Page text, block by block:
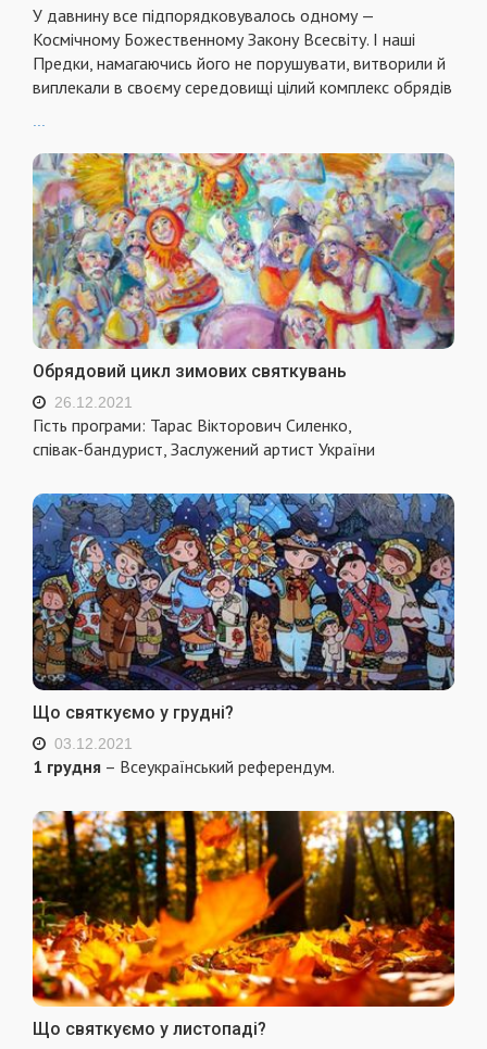
У давнину все підпорядковувалось одному —
Космічному Божественному Закону Всесвіту. І наші
Предки, намагаючись його не порушувати, витворили й
виплекали в своєму середовищі цілий комплекс обрядів
Обрядовий цикл зимових святкувань
26.12.2021
Гість програми: Тарас Вікторович Силенко,
співак-бандурист, Заслужений артист України
Що святкуємо у грудні?
03.12.2021
1 грудня – Всеукраїнський референдум.
Що святкуємо у листопаді?